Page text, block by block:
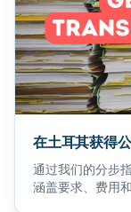
在土耳其获得
通过我们的分步
涵盖要求、费用